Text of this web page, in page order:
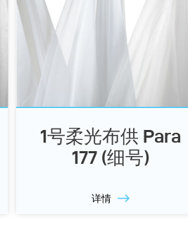
1号柔光布供 Para
177 (细号)
详情